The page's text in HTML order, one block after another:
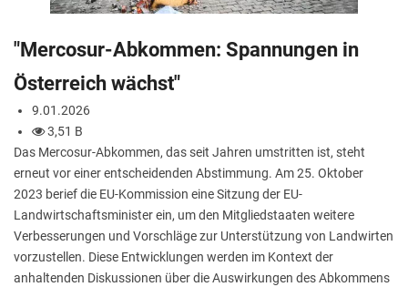
"Mercosur-Abkommen: Spannungen in
Österreich wächst"
9.01.2026
3,51 B
Das Mercosur-Abkommen, das seit Jahren umstritten ist, steht
erneut vor einer entscheidenden Abstimmung. Am 25. Oktober
2023 berief die EU-Kommission eine Sitzung der EU-
Landwirtschaftsminister ein, um den Mitgliedstaaten weitere
Verbesserungen und Vorschläge zur Unterstützung von Landwirten
vorzustellen. Diese Entwicklungen werden im Kontext der
anhaltenden Diskussionen über die Auswirkungen des Abkommens